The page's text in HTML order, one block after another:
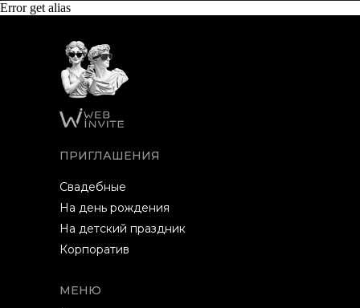
Error get alias
Свадебные
На день рождения
Корпоратив
ПРИГЛАШЕНИЯ
МЕНЮ
На детский праздник